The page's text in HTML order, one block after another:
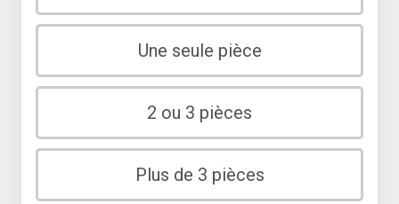
Une seule pièce
2 ou 3 pièces
Plus de 3 pièces